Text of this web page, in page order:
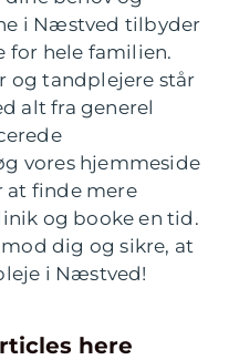
i Næstved tilbyder
for hele familien.
og tandplejere står
alt fra generel
vores hjemmeside
at finde mere
og booke en tid.
dig og sikre, at
i Næstved!
here